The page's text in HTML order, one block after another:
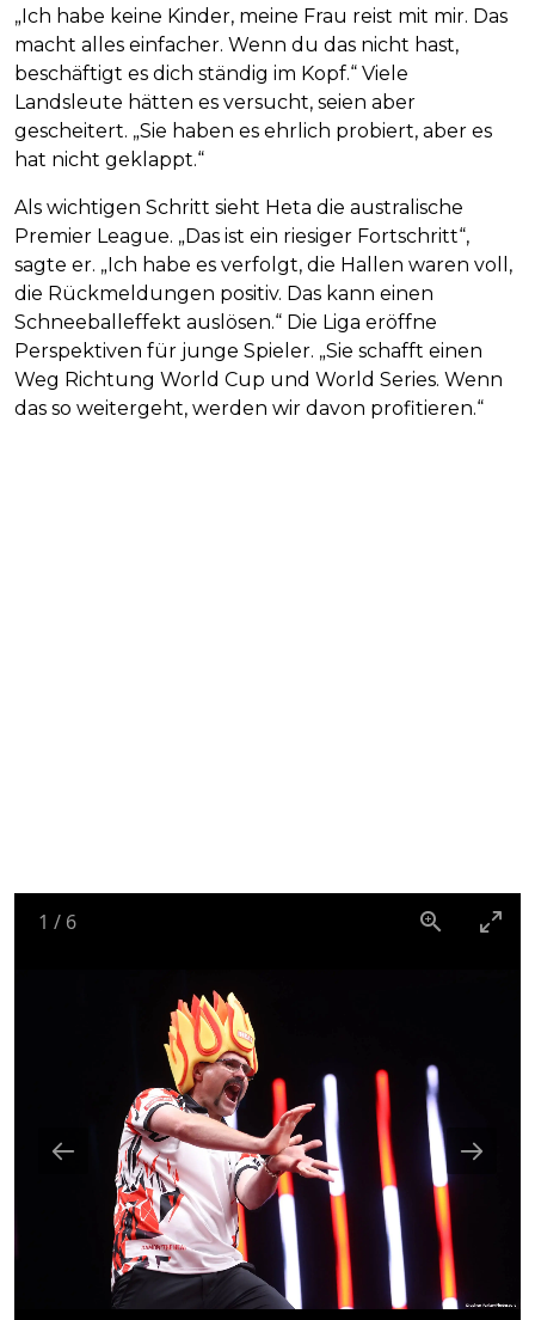
„Ich habe keine Kinder, meine Frau reist mit mir. Das
macht alles einfacher. Wenn du das nicht hast,
beschäftigt es dich ständig im Kopf.“ Viele
Landsleute hätten es versucht, seien aber
gescheitert. „Sie haben es ehrlich probiert, aber es
hat nicht geklappt.“
Als wichtigen Schritt sieht Heta die australische
Premier League. „Das ist ein riesiger Fortschritt“,
sagte er. „Ich habe es verfolgt, die Hallen waren voll,
die Rückmeldungen positiv. Das kann einen
Schneeballeffekt auslösen.“ Die Liga eröffne
Perspektiven für junge Spieler. „Sie schafft einen
Weg Richtung World Cup und World Series. Wenn
das so weitergeht, werden wir davon profitieren.“
1 / 6